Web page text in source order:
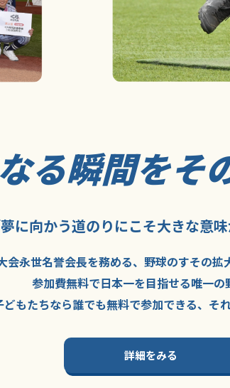
る瞬間をそ
夢に向かう道のりにこそ大きな意
会永世名誉会長を務める、野球のすその拡
参加費無料で日本一を目指せる唯一の
どもたちなら誰でも無料で参加できる、 そ
詳細をみる